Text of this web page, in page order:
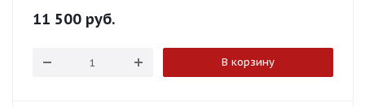
11 500 руб.
В корзину